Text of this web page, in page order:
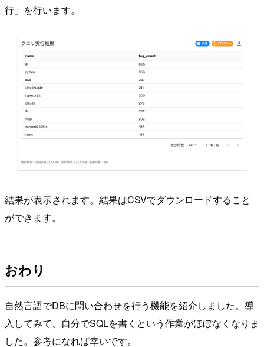
行」を行います。
結果が表示されます。結果はCSVでダウンロードすること
ができます。
おわり
自然言語でDBに問い合わせを行う機能を紹介しました。導
入してみて、自分でSQLを書くという作業がほぼなくなりま
した。参考になれば幸いです。